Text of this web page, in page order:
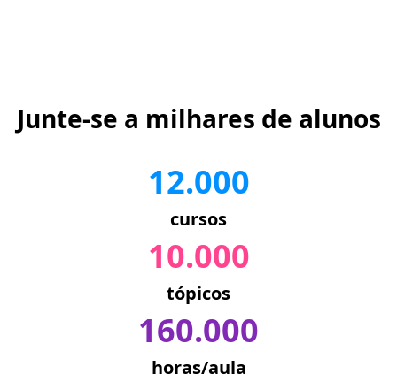
Junte-se a milhares de alunos
12.000
cursos
10.000
tópicos
160.000
horas/aula